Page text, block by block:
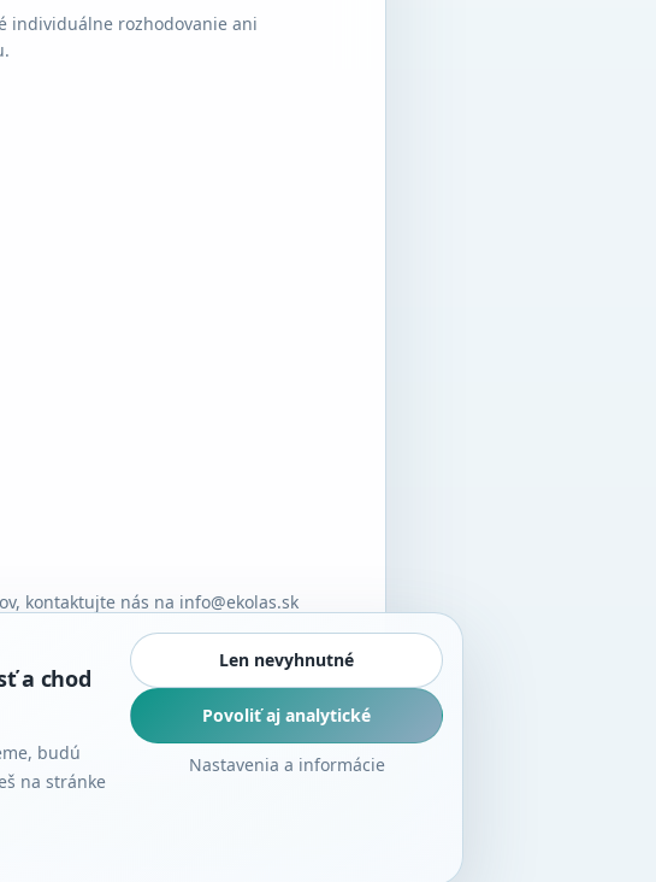
individuálne rozhodovanie ani
kontaktujte nás na info@ekolas.sk
Posledná revízia:
a chod
budú
na stránke
Len nevyhnutné
Povoliť aj analytické
Nastavenia a informácie